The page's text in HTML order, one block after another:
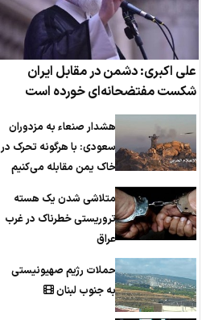
علی اکبری: دشمن در مقابل ایران
شکست مفتضحانه‌ای خورده است
هشدار صنعاء به مزدوران
سعودی: با هرگونه تحرک در
خاک یمن مقابله می‌کنیم
متلاشی شدن یک هسته
تروریستی خطرناک در غرب
عراق
حملات رژیم صهیونیستی
به جنوب لبنان